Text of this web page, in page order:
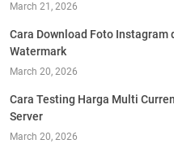
March 21, 2026
Cara Download Foto Instagram
Watermark
March 20, 2026
Cara Testing Harga Multi
Server
March 20, 2026